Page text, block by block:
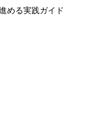
める実践ガイド